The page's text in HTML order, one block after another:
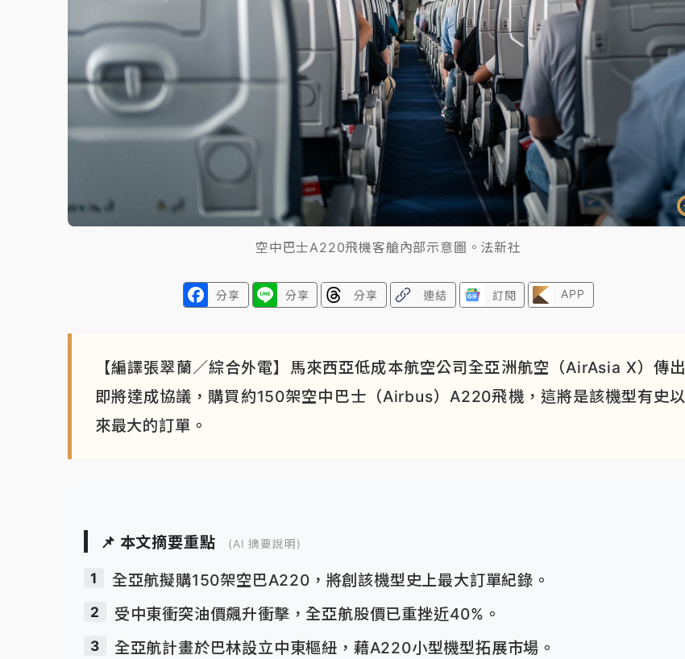
空中巴士A220飛機客艙內部示意圖。法新社
分享 分享 分享 連結 訂閱 APP
【編譯張翠蘭／綜合外電】馬來西亞低成本航空公司全亞洲航空（AirAsia X）傳出
即將達成協議，購買約150架空中巴士（Airbus）A220飛機，這將是該機型有史以
來最大的訂單。
📌 本文摘要重點 (AI 摘要說明)
1 全亞航擬購150架空巴A220，將創該機型史上最大訂單紀錄。
2 受中東衝突油價飆升衝擊，全亞航股價已重挫近40%。
3 全亞航計畫於巴林設立中東樞紐，藉A220小型機型拓展市場。